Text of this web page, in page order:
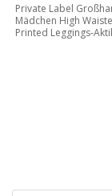
Private Label
Mädchen High
Printed Leggings-